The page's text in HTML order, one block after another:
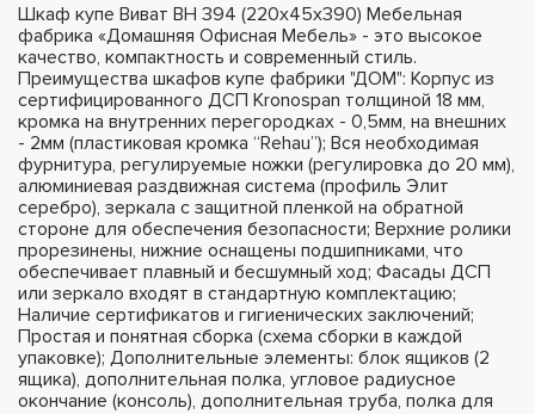
Шкаф купе Виват ВН 394 (220х45х390) Мебельная
фабрика «Домашняя Офисная Мебель» - это высокое
качество, компактность и современный стиль.
Преимущества шкафов купе фабрики "ДОМ": Корпус из
сертифицированного ДСП Kronospan толщиной 18 мм,
кромка на внутренних перегородках - 0,5мм, на внешних
- 2мм (пластиковая кромка “Rehau”); Вся необходимая
фурнитура, регулируемые ножки (регулировка до 20 мм),
алюминиевая раздвижная система (профиль Элит
серебро), зеркала с защитной пленкой на обратной
стороне для обеспечения безопасности; Верхние ролики
прорезинены, нижние оснащены подшипниками, что
обеспечивает плавный и бесшумный ход; Фасады ДСП
или зеркало входят в стандартную комплектацию;
Наличие сертификатов и гигиенических заключений;
Простая и понятная сборка (схема сборки в каждой
упаковке); Дополнительные элементы: блок ящиков (2
ящика), дополнительная полка, угловое радиусное
окончание (консоль), дополнительная труба, полка для